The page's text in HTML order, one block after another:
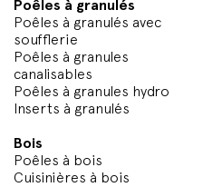
Poêles à granulés
Poêles à granulés avec
soufflerie
Poêles à granules
canalisables
Poêles à granules hydro
Inserts à granulés
Bois
Poêles à bois
Cuisinières à bois